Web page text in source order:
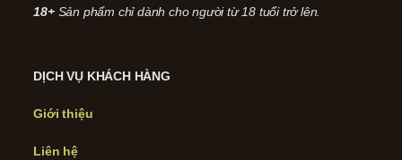
18+ Sản phẩm chỉ dành cho người từ 18 tuổi trở lên.
DỊCH VỤ KHÁCH HÀNG
Giới thiệu
Liên hệ